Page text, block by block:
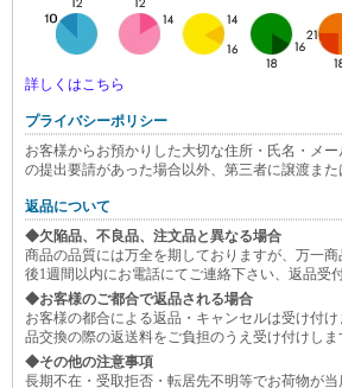
詳しくはこちら
プライバシーポリシー
お客様からお預かりした大切な住所・氏名・メ
の提出要請があった場合以外、第三者に譲渡ま
返品について
◆欠陥品、不良品、注文品と異なる場合
商品の品質には万全を期しておりますが、万一
後1週間以内にお電話にてご連絡下さい、返品受
◆お客様のご都合で返品される場合
お客様の都合による返品・キャンセルは受け付
品交換の際の返送料をご負担のうえ受け付けしま
◆その他の注意事項
長期不在・受取拒否・転居先不明等でお荷物が